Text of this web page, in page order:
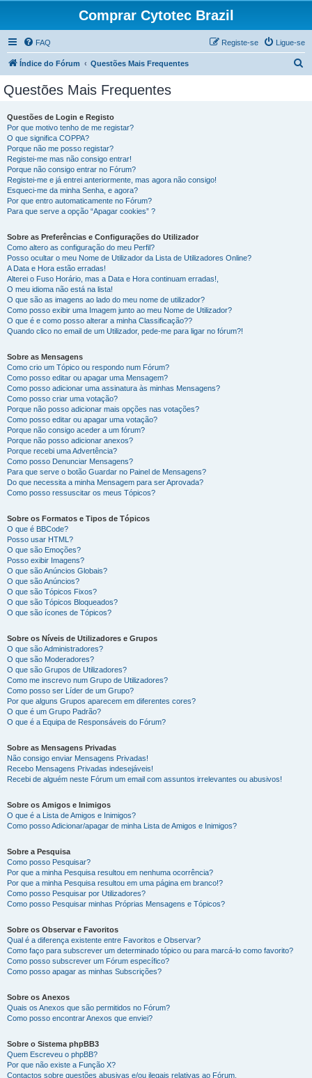
Comprar Cytotec Brazil
FAQ Ligue-se
Registe-se
Índice do Fórum Questões Mais Frequentes
Questões Mais Frequentes
Questões de Login e Registo
Por que motivo tenho de me registar?
O que significa COPPA?
Porque não me posso registar?
Registei-me mas não consigo entrar!
Porque não consigo entrar no Fórum?
Registei-me e já entrei anteriormente, mas agora não consigo!
Esqueci-me da minha Senha, e agora?
Por que entro automaticamente no Fórum?
Para que serve a opção “Apagar cookies” ?
Sobre as Preferências e Configurações do Utilizador
Como altero as configuração do meu Perfil?
Posso ocultar o meu Nome de Utilizador da Lista de Utilizadores Online?
A Data e Hora estão erradas!
Alterei o Fuso Horário, mas a Data e Hora continuam erradas!,
O meu idioma não está na lista!
O que são as imagens ao lado do meu nome de utilizador?
Como posso exibir uma Imagem junto ao meu Nome de Utilizador?
O que é e como posso alterar a minha Classificação??
Quando clico no email de um Utilizador, pede-me para ligar no fórum?!
Sobre as Mensagens
Como crio um Tópico ou respondo num Fórum?
Como posso editar ou apagar uma Mensagem?
Como posso adicionar uma assinatura às minhas Mensagens?
Como posso criar uma votação?
Porque não posso adicionar mais opções nas votações?
Como posso editar ou apagar uma votação?
Porque não consigo aceder a um fórum?
Porque não posso adicionar anexos?
Porque recebi uma Advertência?
Como posso Denunciar Mensagens?
Para que serve o botão Guardar no Painel de Mensagens?
Do que necessita a minha Mensagem para ser Aprovada?
Como posso ressuscitar os meus Tópicos?
Sobre os Formatos e Tipos de Tópicos
O que é BBCode?
Posso usar HTML?
O que são Emoções?
Posso exibir Imagens?
O que são Anúncios Globais?
O que são Anúncios?
O que são Tópicos Fixos?
O que são Tópicos Bloqueados?
O que são ícones de Tópicos?
Sobre os Níveis de Utilizadores e Grupos
O que são Administradores?
O que são Moderadores?
O que são Grupos de Utilizadores?
Como me inscrevo num Grupo de Utilizadores?
Como posso ser Líder de um Grupo?
Por que alguns Grupos aparecem em diferentes cores?
O que é um Grupo Padrão?
O que é a Equipa de Responsáveis do Fórum?
Sobre as Mensagens Privadas
Não consigo enviar Mensagens Privadas!
Recebo Mensagens Privadas indesejáveis!
Recebi de alguém neste Fórum um email com assuntos irrelevantes ou abusivos!
Sobre os Amigos e Inimigos
O que é a Lista de Amigos e Inimigos?
Como posso Adicionar/apagar de minha Lista de Amigos e Inimigos?
Sobre a Pesquisa
Como posso Pesquisar?
Por que a minha Pesquisa resultou em nenhuma ocorrência?
Por que a minha Pesquisa resultou em uma página em branco!?
Como posso Pesquisar por Utilizadores?
Como posso Pesquisar minhas Próprias Mensagens e Tópicos?
Sobre os Observar e Favoritos
Qual é a diferença existente entre Favoritos e Observar?
Como faço para subscrever um determinado tópico ou para marcá-lo como favorito?
Como posso subscrever um Fórum específico?
Como posso apagar as minhas Subscrições?
Sobre os Anexos
Quais os Anexos que são permitidos no Fórum?
Como posso encontrar Anexos que enviei?
Sobre o Sistema phpBB3
Quem Escreveu o phpBB?
Por que não existe a Função X?
Contactos sobre questões abusivas e/ou ilegais relativas ao Fórum.